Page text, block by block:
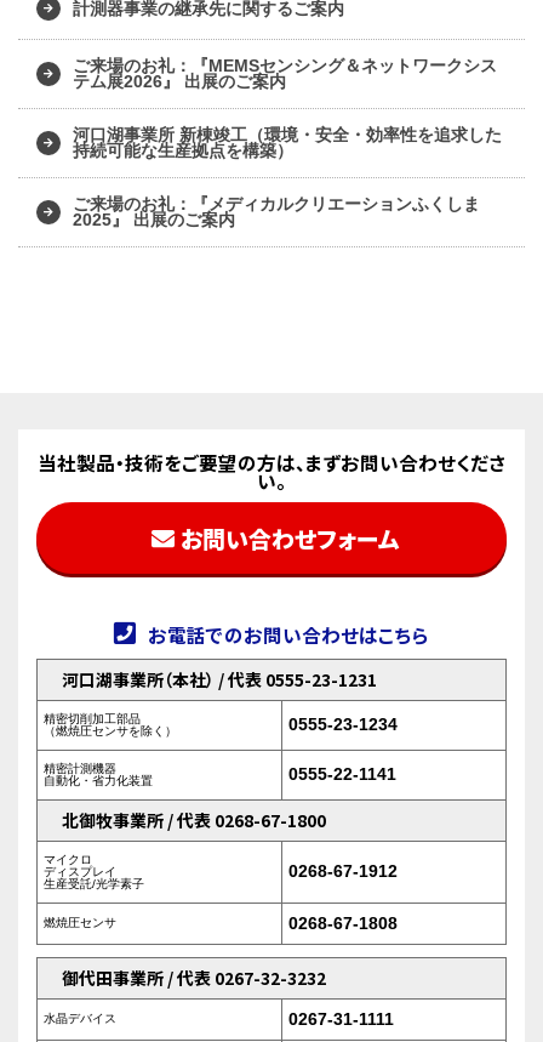
計測器事業の継承先に関するご案内
ご来場のお礼：『MEMSセンシング＆ネットワークシス
テム展2026』 出展のご案内
河口湖事業所 新棟竣工（環境・安全・効率性を追求した
持続可能な生産拠点を構築）
ご来場のお礼：『メディカルクリエーションふくしま
2025』 出展のご案内
当社製品・技術をご要望の方は、まずお問い合わせくださ
い。
お問い合わせフォーム
お電話でのお問い合わせはこちら
河口湖事業所（本社） / 代表 0555-23-1231
精密切削加工部品
（燃焼圧センサを除く）
0555-23-1234
精密計測機器
自動化・省力化装置
0555-22-1141
北御牧事業所 / 代表 0268-67-1800
マイクロ
ディスプレイ
生産受託/光学素子
0268-67-1912
燃焼圧センサ 0268-67-1808
御代田事業所 / 代表 0267-32-3232
水晶デバイス 0267-31-1111